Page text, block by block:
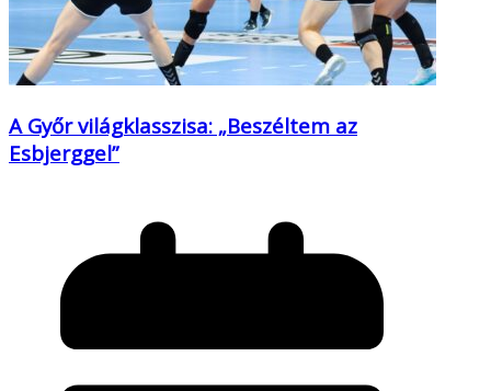
A Győr világklasszisa: „Beszéltem az
Esbjerggel”